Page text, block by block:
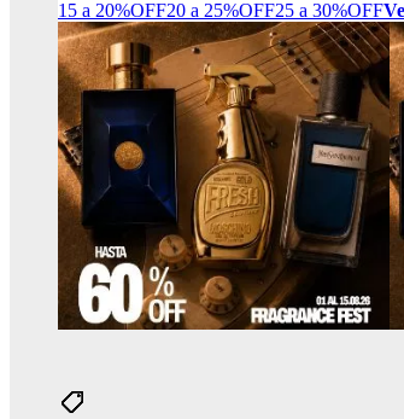
15 a 20%OFF20 a 25%OFF25 a 30%OFF